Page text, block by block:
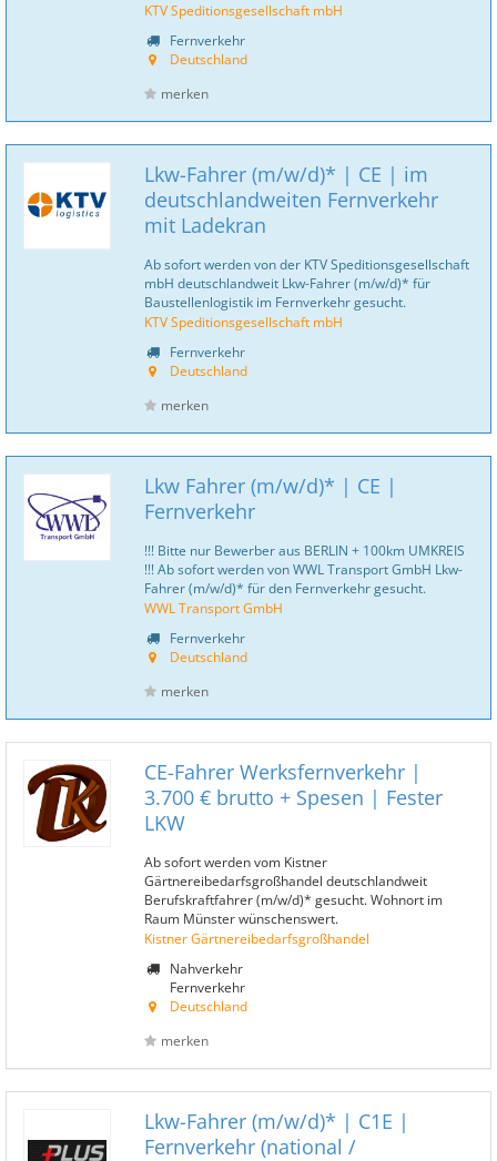
KTV Speditionsgesellschaft mbH
Fernverkehr
Deutschland
merken
Lkw-Fahrer (m/w/d)* | CE | im
deutschlandweiten Fernverkehr
mit Ladekran
Ab sofort werden von der KTV Speditionsgesellschaft
mbH deutschlandweit Lkw-Fahrer (m/w/d)* für
Baustellenlogistik im Fernverkehr gesucht.
KTV Speditionsgesellschaft mbH
Fernverkehr
Deutschland
merken
Lkw Fahrer (m/w/d)* | CE |
Fernverkehr
!!! Bitte nur Bewerber aus BERLIN + 100km UMKREIS
!!! Ab sofort werden von WWL Transport GmbH Lkw-
Fahrer (m/w/d)* für den Fernverkehr gesucht.
WWL Transport GmbH
Fernverkehr
Deutschland
merken
CE-Fahrer Werksfernverkehr |
3.700 € brutto + Spesen | Fester
LKW
Ab sofort werden vom Kistner
Gärtnereibedarfsgroßhandel deutschlandweit
Berufskraftfahrer (m/w/d)* gesucht. Wohnort im
Raum Münster wünschenswert.
Kistner Gärtnereibedarfsgroßhandel
Nahverkehr
Fernverkehr
Deutschland
merken
Lkw-Fahrer (m/w/d)* | C1E |
Fernverkehr (national /